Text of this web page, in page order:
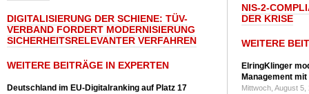
DIGITALISIERUNG DER SCHIENE: TÜV-
VERBAND FORDERT MODERNISIERUNG
SICHERHEITSRELEVANTER VERFAHREN
WEITERE BEITRÄGE IN EXPERTEN
Deutschland im EU-Digitalranking auf Platz 17
NIS-2-
DER KRISE
WEITERE
ElringKlinger
Management
Mittwoch, August